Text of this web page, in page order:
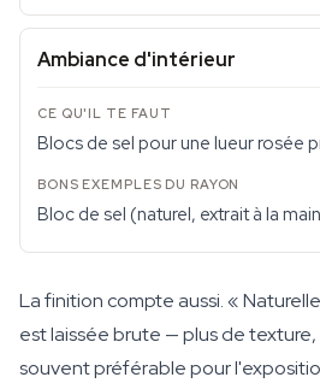
Ambiance d'intérieur
Blocs de sel pour une lueur rosée
Bloc de sel (naturel, extrait à la
La finition compte aussi. «
est laissée brute — plus de
souvent préférable pour